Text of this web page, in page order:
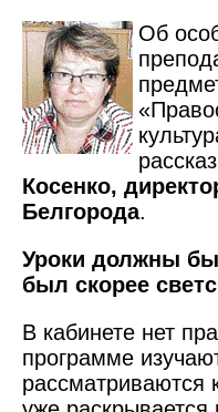
Об
Косенко,
Белгорода.
Уроки должны
был скорее
В кабинете нет
программе
рассматриваются